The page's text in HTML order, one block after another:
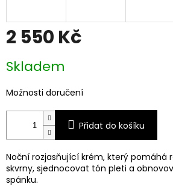
2 550 Kč
cena:
Skladem
Možnosti doručení
Přidat do košíku
Noční rozjasňující krém, který pomáhá
skvrny, sjednocovat tón pleti a
spánku.